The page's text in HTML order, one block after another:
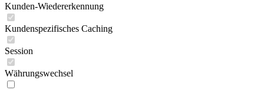
Kunden-Wiedererkennung
Kundenspezifisches Caching
Session
Währungswechsel